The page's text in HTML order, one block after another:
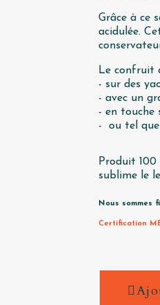
Grâce à ce
acidulée.
Le confruit
- sur des
- avec un
- en touche
- ou tel
Produit 100
sublime le
Nous sommes
Certification